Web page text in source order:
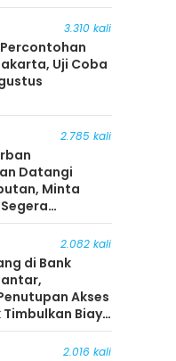
3.310 kali
Uji Coba
2.785 kali
Datangi
Minta
2.082 kali
di Bank
Akses
Biaya
Masyarakat
2.016 kali